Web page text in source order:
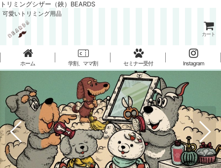
トリミングシザー（鋏）BEARDS
可愛いトリミング用品
カート
ホーム 学割、ママ割 セミナー受付 Instagram